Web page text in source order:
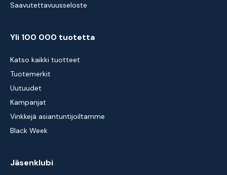
Saavutettavuusseloste
Yli 100 000 tuotetta
Katso kaikki tuotteet
Tuotemerkit
Uutuudet
Kampanjat
Vinkkejä asiantuntijoiltamme
Black Week
Jäsenklubi